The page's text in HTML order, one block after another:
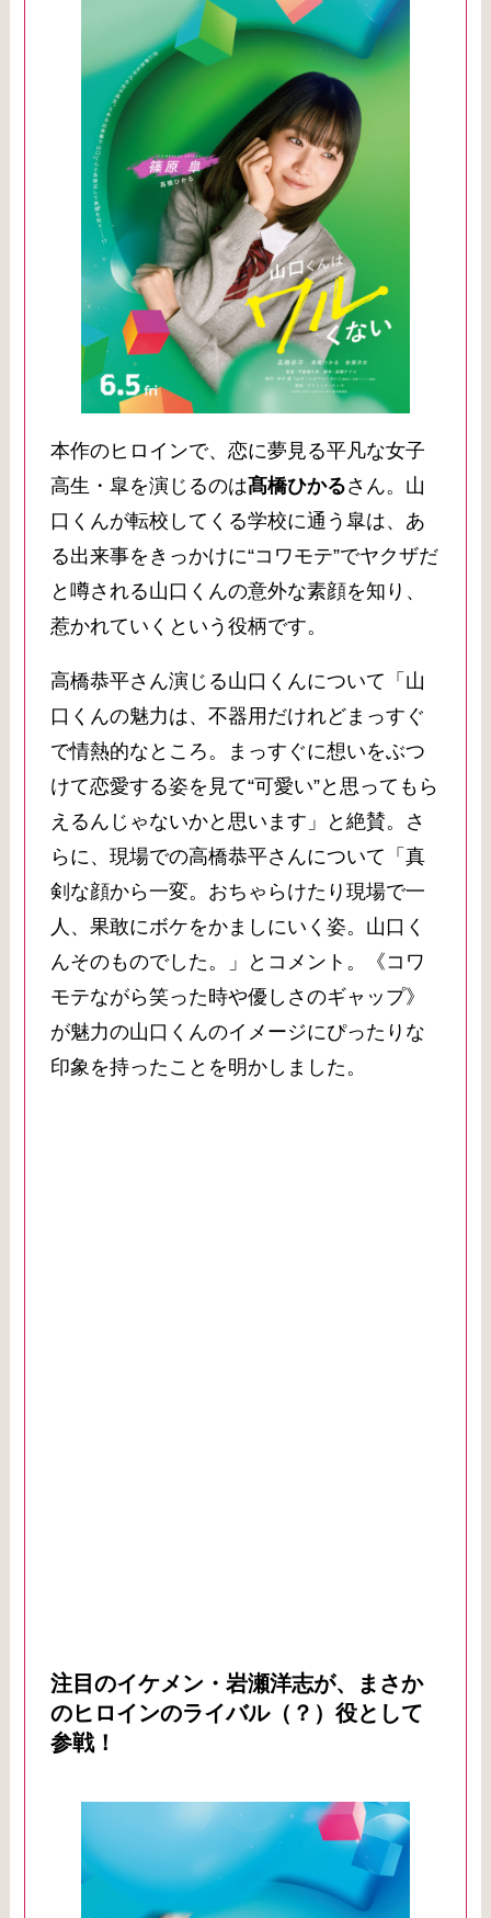
本作のヒロインで、恋に夢見る平凡な女子
高生・皐を演じるのは髙橋ひかるさん。山
口くんが転校してくる学校に通う皐は、あ
る出来事をきっかけに“コワモテ”でヤクザだ
と噂される山口くんの意外な素顔を知り、
惹かれていくという役柄です。
高橋恭平さん演じる山口くんについて「山
口くんの魅力は、不器用だけれどまっすぐ
で情熱的なところ。まっすぐに想いをぶつ
けて恋愛する姿を見て“可愛い”と思ってもら
えるんじゃないかと思います」と絶賛。さ
らに、現場での高橋恭平さんについて「真
剣な顔から一変。おちゃらけたり現場で一
人、果敢にボケをかましにいく姿。山口く
んそのものでした。」とコメント。《コワ
モテながら笑った時や優しさのギャップ》
が魅力の山口くんのイメージにぴったりな
印象を持ったことを明かしました。
注目のイケメン・岩瀬洋志が、まさか
のヒロインのライバル（？）役として
参戦！